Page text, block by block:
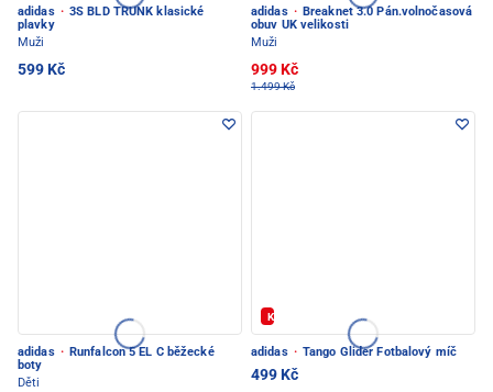
adidas · 3S BLD TRUNK klasické
plavky
Muži
599 Kč
adidas · Breaknet 3.0 Pán.volnočasová
obuv UK velikosti
Muži
999 Kč
1.499 Kč
adidas · Runfalcon 5 EL C běžecké
boty
Děti
Kód: FOTBAL20
adidas · Tango Glider Fotbalový míč
499 Kč